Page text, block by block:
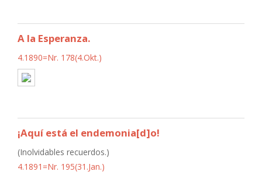
A la Esperanza.
4.1890=Nr. 178(4.Okt.)
¡Aquí está el endemonia[d]o!
(Inolvidables recuerdos.)
4.1891=Nr. 195(31.Jan.)